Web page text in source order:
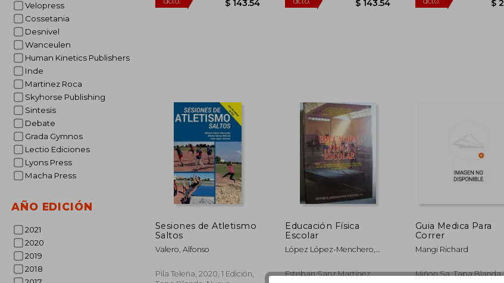
Velopress
Cossetania
Desnivel
Wanceulen
Human Kinetics Publishers
Inde
Martinez Roca
Skyhorse Publishing
Sintesis
Debate
Grada Gymnos
Lectio Ediciones
Lyons Press
Macha Press
AÑO EDICIÓN
2021
2020
2019
2018
45%
dcto.
45%
dcto.
Sesiones de Atletismo
Saltos
Valero, Alfonso
Pila Teleña, 2020, 1 Edición,
Educación Física
Escolar
López López-Menchero,
Moreno, Manuel/ Díez
Esteban Sanz Martínez,
Guia Medica Para
Correr
Mangi Richard
Miñon Sa, Tapa Blanda,